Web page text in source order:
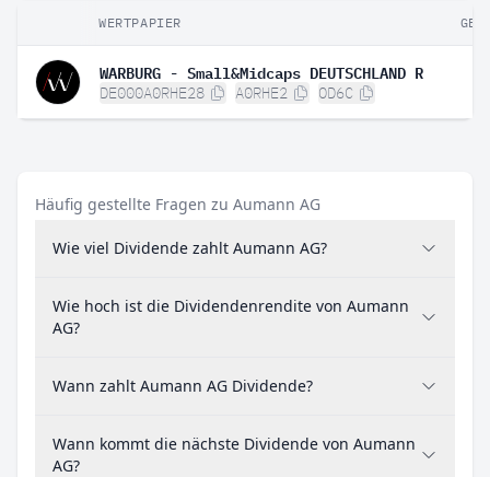
WERTPAPIER
WARBURG - Small&Midcaps DEUTSCHLAND R
DE000A0RHE28 A0RHE2 OD6C
Häufig gestellte Fragen zu Aumann AG
Wie viel Dividende zahlt Aumann AG?
Wie hoch ist die Dividendenrendite von Aumann
AG?
Wann zahlt Aumann AG Dividende?
Wann kommt die nächste Dividende von Aumann
AG?